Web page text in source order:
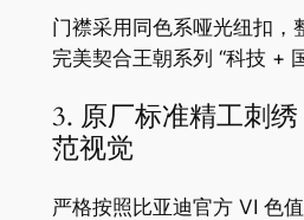
门襟采用同色系哑光纽扣，
完美契合王朝系列 “科技 +
3. 原厂标准精工刺
范视觉
严格按照比亚迪官方 VI 色